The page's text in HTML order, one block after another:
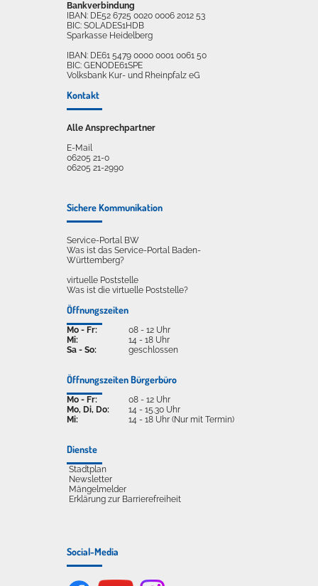
Bankverbindung
IBAN: DE52 6725 0020 0006 2012 53
BIC: SOLADES1HDB
Sparkasse Heidelberg
IBAN: DE61 5479 0000 0001 0061 50
BIC: GENODE61SPE
Volksbank Kur- und Rheinpfalz eG
Kontakt
Alle Ansprechpartner
E-Mail
06205 21-0
06205 21-2990
Sichere Kommunikation
Service-Portal BW
Was ist das Service-Portal Baden-
Württemberg?
virtuelle Poststelle
Was ist die virtuelle Poststelle?
Öffnungszeiten
Mo - Fr:
Mi:
Sa - So:
08 - 12 Uhr
14 - 18 Uhr
geschlossen
Öffnungszeiten Bürgerbüro
Mo - Fr:
Mo, Di, Do:
Mi:
08 - 12 Uhr
14 - 15.30 Uhr
14 - 18 Uhr (Nur mit Termin)
Dienste
Stadtplan
Newsletter
Mängelmelder
Erklärung zur Barrierefreiheit
Social-Media